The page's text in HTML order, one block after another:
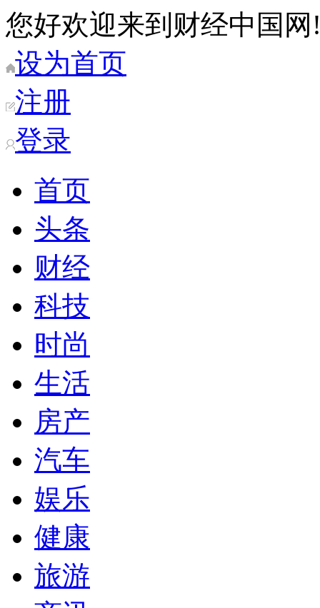
您好欢迎来到财经中国网
设为首页
注册
登录
首页
头条
财经
科技
时尚
生活
房产
汽车
娱乐
健康
旅游